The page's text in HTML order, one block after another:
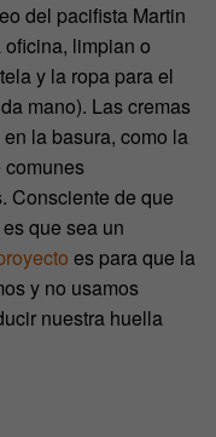
del pacifista Martin
limpian o
y la ropa para el
mano). Las cremas
la basura, como la
comunes
Consciente de que
que sea un
es para que la
y no usamos
nuestra huella